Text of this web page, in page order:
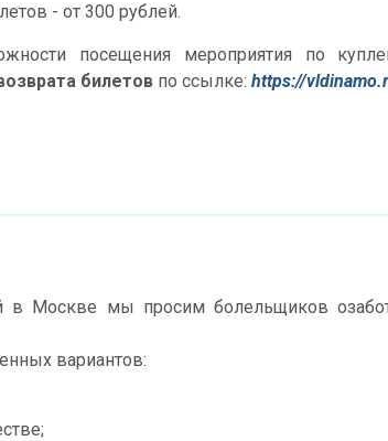
- от 300 рублей.
посещения мероприятия по
билетов по ссылке: https://
Москве мы просим болельщиков
вариантов: